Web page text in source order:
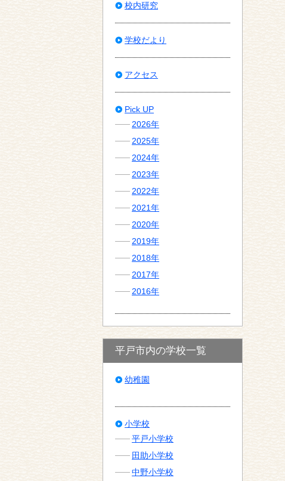
校内研究
学校だより
アクセス
Pick UP
2026年
2025年
2024年
2023年
2022年
2021年
2020年
2019年
2018年
2017年
2016年
平戸市内の学校一覧
幼稚園
小学校
平戸小学校
田助小学校
中野小学校